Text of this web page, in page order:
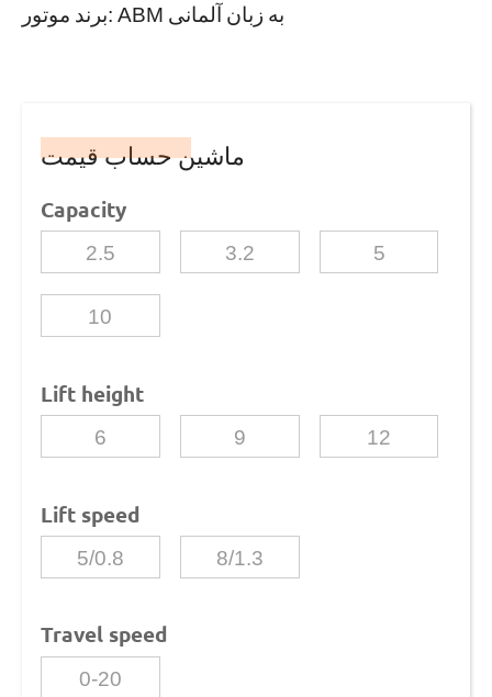
برند موتور: ABM به زبان آلمانی
ماشین حساب قیمت
Capacity
2.5 3.2 5
10
Lift height
6 9 12
Lift speed
5/0.8 8/1.3
Travel speed
0-20